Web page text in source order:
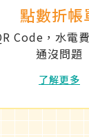
點數折帳
Code，水電
通沒問題
了解更多